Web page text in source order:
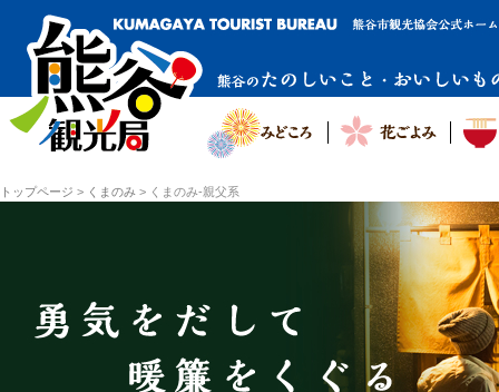
トップページ > くまのみ > くまのみ-親父系